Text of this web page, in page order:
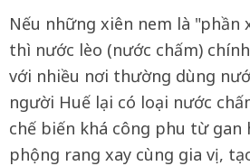
Nếu những xiên nem là "phần
thì nước lèo (nước chấm)
với nhiều nơi thường dùng
người Huế lại có loại nước
chế biến khá công phu từ gan
phộng rang xay cùng gia vị,